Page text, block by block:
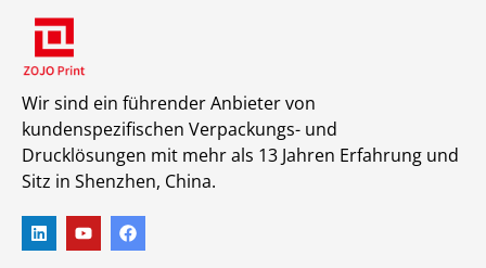
Wir sind ein führender Anbieter von
kundenspezifischen Verpackungs- und
Drucklösungen mit mehr als 13 Jahren Erfahrung und
Sitz in Shenzhen, China.